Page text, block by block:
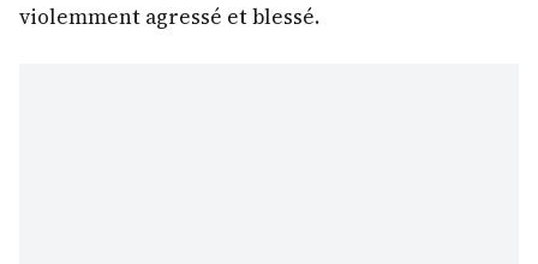
violemment agressé et blessé.